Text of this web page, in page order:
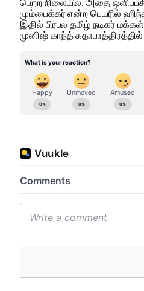
பெற்ற நிலையில், அதை
மும்பைக்கர் என்ற பெயரில்
இதில் பிரபல தமிழ் நடிகர்
முனிஷ் காந்த் கதாபாத்திரத்தில்